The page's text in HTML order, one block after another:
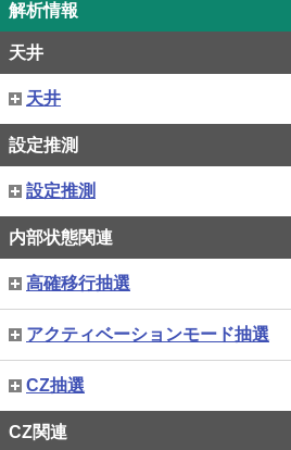
解析情報
天井
天井
設定推測
設定推測
内部状態関連
高確移行抽選
アクティベーションモード抽選
CZ抽選
CZ関連